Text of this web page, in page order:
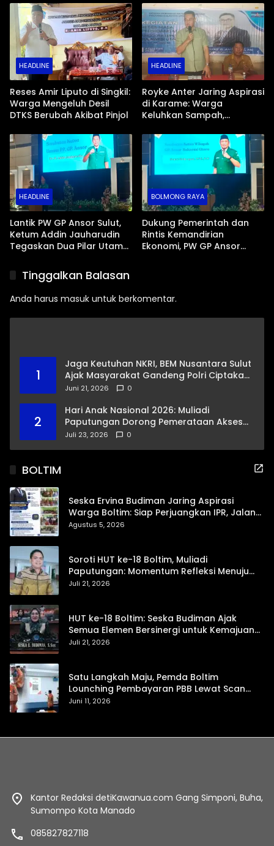
hingga Zonasi PPDB
Korban Kebakaran Wanea
HEADLINE
Reses Amir Liputo di Singkil:
Warga Mengeluh Desil
DTKS Berubah Akibat Pinjol
HEADLINE
Royke Anter Jaring Aspirasi
di Karame: Warga
Keluhkan Sampah,
Marut PPDB
HEADLINE
Lantik PW GP Ansor Sulut,
Ketum Addin Jauharudin
Tegaskan Dua Pilar Utama:
BOLMONG RAYA
Dukung Pemerintah dan
Rintis Kemandirian
Ekonomi, PW GP Ansor
Tinggalkan Balasan
Anda harus masuk untuk berkomentar.
1
Jaga Keutuhan NKRI, BEM Nusantara Sulut
Ajak Masyarakat Gandeng Polri Ciptakan
Kamtibmas Kondusif
Juni 21, 2026 0
2
Hari Anak Nasional 2026: Muliadi
Paputungan Dorong Pemerataan Akses
Pendidikan dan Proteksi Digital Anak Sulut
Juli 23, 2026 0
BOLTIM
Seska Ervina Budiman Jaring Aspirasi
Warga Boltim: Siap Perjuangkan IPR, Jalan
Trans, hingga Pemasaran UMKM
Agustus 5, 2026
Soroti HUT ke-18 Boltim, Muliadi
Paputungan: Momentum Refleksi Menuju
Daerah Mandiri dan Berdaya Saing
Juli 21, 2026
HUT ke-18 Boltim: Seska Budiman Ajak
Semua Elemen Bersinergi untuk Kemajuan
Daerah
Juli 21, 2026
Satu Langkah Maju, Pemda Boltim
Lounching Pembayaran PBB Lewat Scan
Qris
Juni 11, 2026
Kantor Redaksi detiKawanua.com Gang Simponi, Buha,
Sumompo Kota Manado
085827827118